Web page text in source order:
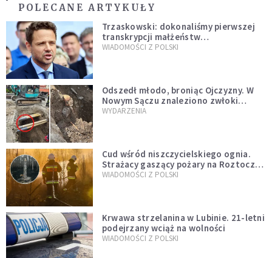
POLECANE ARTYKUŁY
Trzaskowski: dokonaliśmy pierwszej
transkrypcji małżeństw
jednopłciowych. “Tak jak
WIADOMOŚCI Z POLSKI
Odszedł młodo, broniąc Ojczyzny. W
Nowym Sączu znaleziono zwłoki
mężczyzny z czasów potopu
WYDARZENIA
Cud wśród niszczycielskiego ognia.
Strażacy gaszący pożary na Roztoczu
opublikowali niezwykłe zdjęcie
WIADOMOŚCI Z POLSKI
Krwawa strzelanina w Lubinie. 21-letni
podejrzany wciąż na wolności
WIADOMOŚCI Z POLSKI